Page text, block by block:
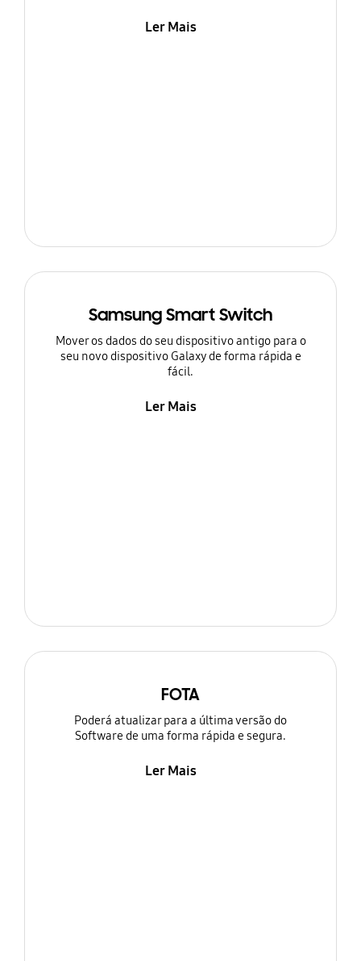
Ler Mais
Samsung Smart Switch
Mover os dados do seu dispositivo antigo para o
seu novo dispositivo Galaxy de forma rápida e
fácil.
Ler Mais
FOTA
Poderá atualizar para a última versão do
Software de uma forma rápida e segura.
Ler Mais